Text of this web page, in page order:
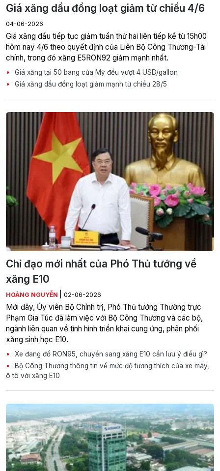
Giá xăng dầu đồng loạt giảm từ chiều 4/6
04-06-2026
Giá xăng dầu tiếp tục giảm tuần thứ hai liên tiếp kể từ 15h00
hôm nay 4/6 theo quyết định của Liên Bộ Công Thương-Tài
chính, trong đó xăng E5RON92 giảm mạnh nhất.
Giá xăng tại 50 bang của Mỹ đều vượt 4 USD/gallon
Giá xăng dầu đồng loạt giảm mạnh từ chiều 28/5
Chỉ đạo mới nhất của Phó Thủ tướng về
xăng E10
HOÀNG NGUYỄN 02-06-2026
Mới đây, Ủy viên Bộ Chính trị, Phó Thủ tướng Thường trực
Phạm Gia Túc đã làm việc với Bộ Công Thương và các bộ,
ngành liên quan về tình hình triển khai cung ứng, phân phối
xăng sinh học E10.
Xe đang đổ RON95, chuyển sang xăng E10 cần lưu ý điều gì?
Bộ Công Thương thông tin về mức độ tương thích của xe máy,
ô tô với xăng E10